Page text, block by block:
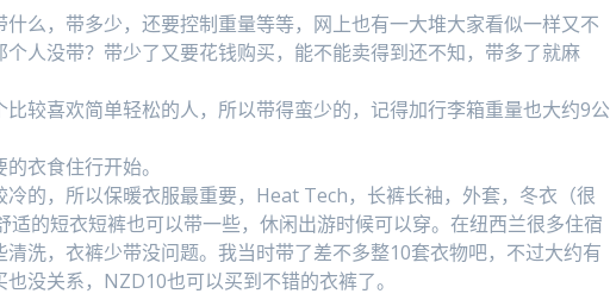
么，带多少，还要控制重量等等，网上也有一大堆大家看似一样又不
人没带？带少了又要花钱购买，能不能卖得到还不知，带多了就麻
较喜欢简单轻松的人，所以带得蛮少的，记得加行李箱重量也大约9公
衣食住行开始。
的，所以保暖衣服最重要，Heat Tech，长裤长袖，外套，冬衣（很
适的短衣短裤也可以带一些，休闲出游时候可以穿。在纽西兰很多住宿
洗，衣裤少带没问题。我当时带了差不多整10套衣物吧，不过大约有
没关系，NZD10也可以买到不错的衣裤了。